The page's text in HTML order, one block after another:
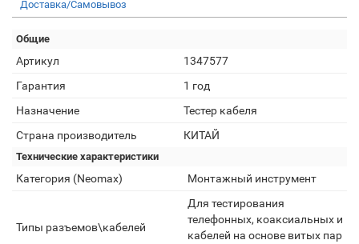
Доставка/Самовывоз
Общие
Артикул
1347577
Гарантия
1 год
Назначение
Тестер кабеля
Страна производитель
КИТАЙ
Технические характеристики
Категория (Neomax) Монтажный инструмент
Типы разъемов\кабелей
Для тестирования
телефонных, коаксиальных и
кабелей на основе витых пар